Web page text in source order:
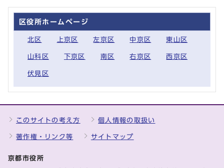
区役所ホームページ
北区 上京区 左京区 中京区 東山区
山科区 下京区 南区 右京区 西京区
伏見区
このサイトの考え方 個人情報の取扱い
著作権・リンク等 サイトマップ
京都市役所